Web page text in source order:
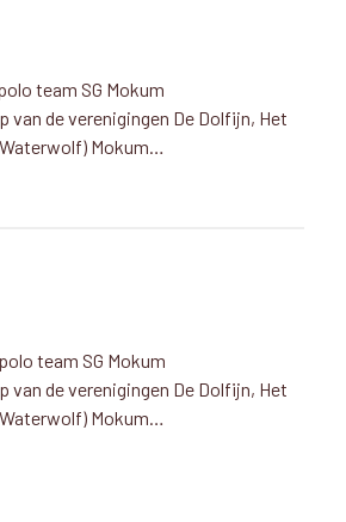
team SG Mokum
van de verenigingen De Dolfijn, Het
Mokum…
team SG Mokum
van de verenigingen De Dolfijn, Het
Mokum…